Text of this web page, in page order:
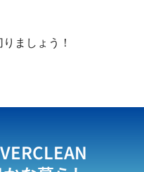
ましょう！